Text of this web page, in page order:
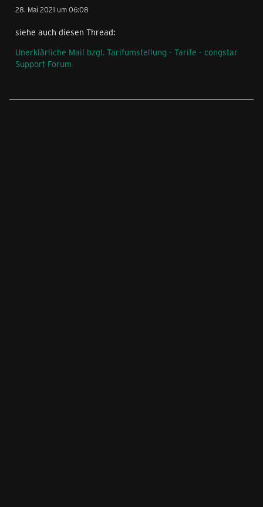
28. Mai 2021 um 06:08
siehe auch diesen Thread:
Unerklärliche Mail bzgl. Tarifumstellung - Tarife - congstar
Support Forum